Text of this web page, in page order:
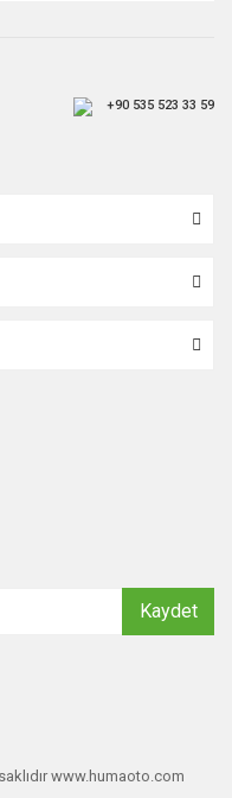
+90 535 523 33 59
Kaydet
www.humaoto.com